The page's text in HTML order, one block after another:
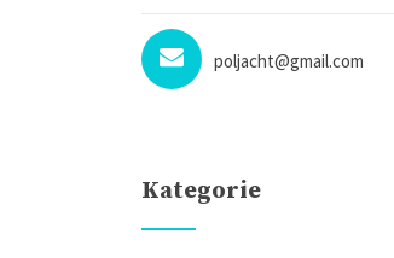
poljacht@gmail.com
Kategorie